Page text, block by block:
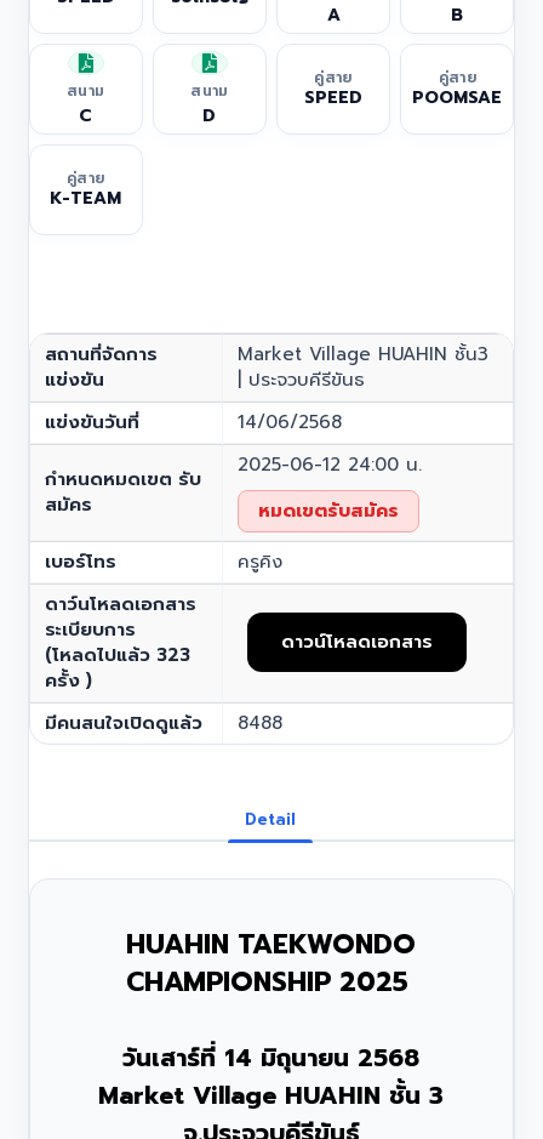
A B
สนาม
C
สนาม
D
คู่สาย
SPEED
คู่สาย
POOMSAE
คู่สาย
K-TEAM
สถานที่จัดการ
แข่งขัน
Market Village HUAHIN ชั้น3
| ประจวบคีรีขันธ
แข่งขันวันที่
14/06/2568
กำหนดหมดเขต รับ
สมัคร
2025-06-12 24:00 น.
หมดเขตรับสมัคร
เบอร์โทร
ครูคิง
ดาว์นโหลดเอกสาร
ระเบียบการ
(โหลดไปแล้ว323
ครั้ง )
ดาวน์โหลดเอกสาร
มีคนสนใจเปิดดูแล้ว 8488
Detail
HUAHIN TAEKWONDO
CHAMPIONSHIP 2025
วันเสาร์ที่ 14 มิถุนายน 2568
Market Village HUAHIN ชั้น3